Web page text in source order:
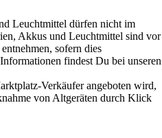
Leuchtmittel dürfen nicht im
Akkus und Leuchtmittel sind vor
sofern dies
findest Du bei unseren
Verkäufer angeboten wird,
von Altgeräten durch Klick